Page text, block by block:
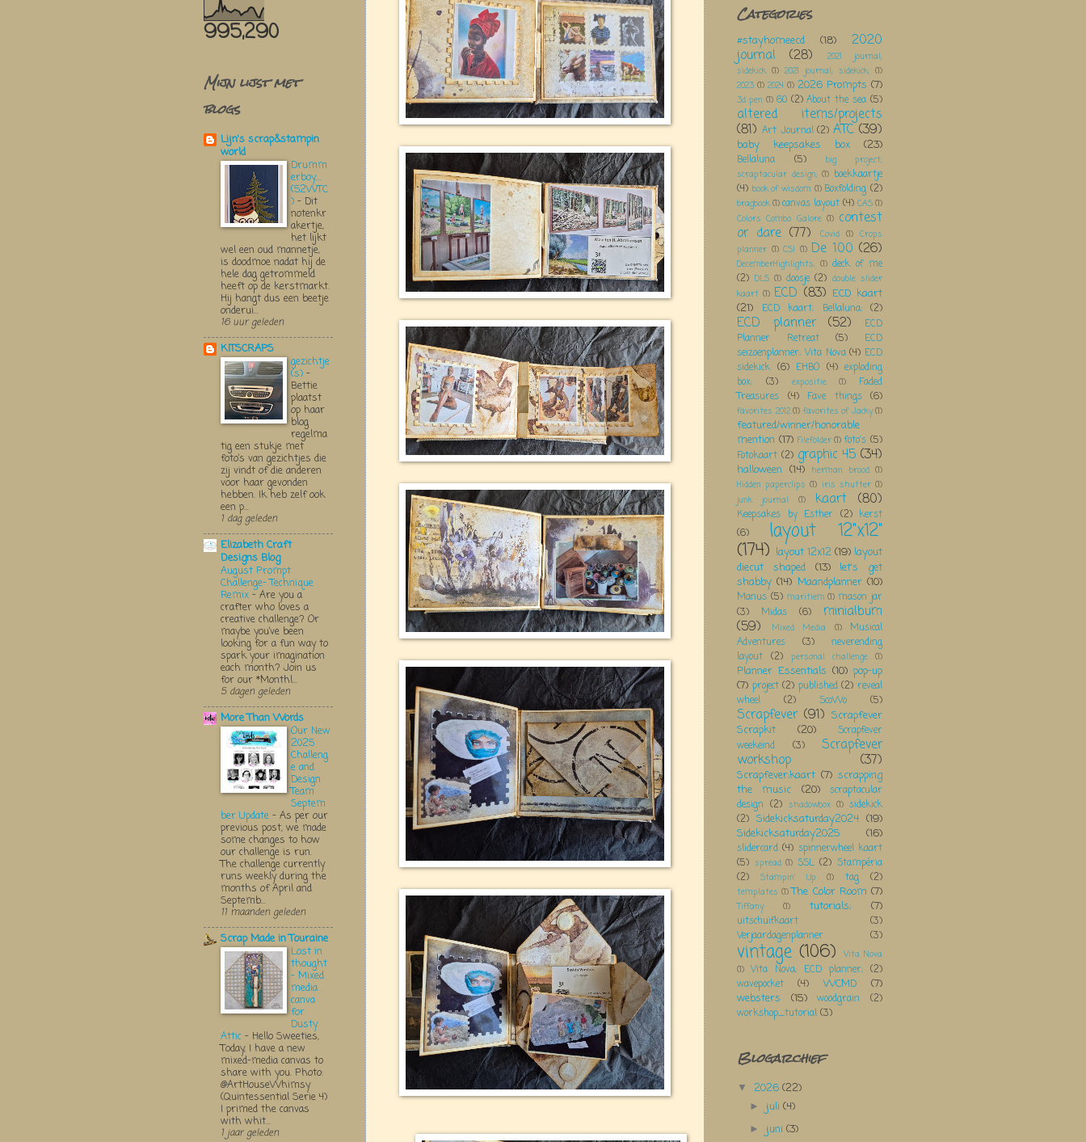
995,290
Mijn lijst met
blogs
Lijn's scrap&stampin
world
Drumm
erboy....
(52WTC
) - Dit
notenkr
akertje,
het lijkt
wel een oud mannetje,
is doodmoe nadat hij de
hele dag getrommeld
heeft op de kerstmarkt.
Hij hangt dus een beetje
onderui...
16 uur geleden
KITSCRAPS
gezichtje
(s) -
Bettie
plaatst
op haar
blog
regelma
tig een stukje met
foto’s van gezichtjes die
zij vindt of die anderen
voor haar gevonden
hebben. Ik heb zelf ook
een p...
1 dag geleden
Elizabeth Craft
Designs Blog
August Prompt
Challenge- Technique
Remix - Are you a
crafter who loves a
creative challenge? Or
maybe you’ve been
looking for a fun way to
spark your imagination
each month? Join us
for our *Monthl...
5 dagen geleden
More Than Words
Our New
2025
Challeng
e and
Design
Team
Septem
ber Update - As per our
previous post, we made
some changes to how
our challenge is run.
The challenge currently
runs weekly during the
months of April and
Septemb...
11 maanden geleden
Scrap Made in Touraine
Lost in
thought
- Mixed
media
canva
for
Dusty
Attic - Hello Sweeties,
Today, I have a new
mixed-media canvas to
share with you. Photo:
@ArtHouseWhimsy
(Quintessential Serie 4)
I primed the canvas
with whit...
1 jaar geleden
Categories
#stayhomeecd (18) 2020
journal (28)
2021 journal;
sidekick (1) 2021 journal; sidekick; (1)
2023 (1) 2024 (1) 2026 Prompts (7)
3d pen (1) 60 (2) About the sea (5)
altered items/projects
(81) Art Journal (2) ATC (39)
baby keepsakes box (23)
Bellaluna (5)
big project;
scraptacular design; (1) boekkaartje
(4) book of wisdom (1) Boxfolding (2)
bragbook(1)canvas layout (4) CAS(1)
Colors Combo Galore (1) contest
or dare (77) Covid (1) Crops
planner (1) CSI (1) De 100 (26)
DecemberHighlights; (1) deck of me
(2) DLS (1) doosje (2) double slider
kaart (1) ECD (83) ECD kaart
(21)
ECD kaart; Bellaluna; (2)
ECD planner (52)
ECD
Planner Retreat
(5)
ECD
seizoenplanner; Vita Nova (4) ECD
sidekick (6) EHBO (4) exploding
box;
(3) expositie (1)
Faded
Treasures
(4) Fave things (6)
favorites 2012 (1) favorites of Jacky (1)
featured/winner/honorable
mention (17) Filefolder (1) foto's (5)
Fotokaart (2) graphic 45 (34)
halloween (14) herman brood (1)
Hidden paperclips (1) iris shutter (1)
junk journal
(1) kaart (80)
Keepsakes by Esther (2) kerst
(6)
layout 12"x12"
(174) layout 12x12 (19) layout
diecut shaped
(13)
let's get
shabby (14) Maandplanner (10)
Manus (5) maritiem (1) mason jar
(3)
Midas (6) minialbum
(59) Mixed Media (1)
Musical
Adventures
(3)
neverending
layout (2) personal challenge (1)
Planner Essentials (10) pop-up
(7) project (2) published (2) reveal
wheel
(2) ScoWo (5)
Scrapfever (91) Scrapfever
Scrapkit
(20)
Scrapfever
weekeind
(3) Scrapfever
workshop (37)
Scrapfever;kaart (7) scrapping
the music
(20)
scraptacular
design (2) shadowbox (1) sidekick
(2) Sidekicksaturday2024 (19)
Sidekicksaturday2025
(16)
slidercard (4) spinnerwheel kaart
(5) spread (1) SSL (2) Stampéria
(2)
Stampin' Up (1) tag (2)
templates (1) The Color Room (7)
Tiffany (1) tutorials; (7)
uitschuifkaart
(3)
Verjaardagenplanner
(3)
vintage (106)
Vita Nova
(1) Vita Nova; ECD planner; (2)
wavepocket
(4) WCMD
(7)
websters
(15) woodgrain
(2)
workshop_tutorial (3)
Blogarchief
▼ 2026 (22)
► juli(4)
► juni(3)